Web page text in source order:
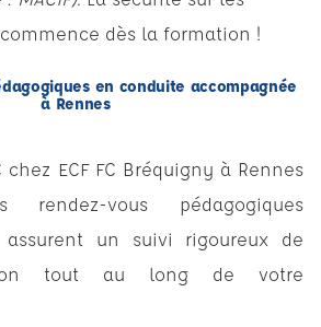
dès la formation !
en conduite accompagnée
à Rennes
ECF FC Bréquigny à Rennes
rendez-vous pédagogiques
assurent un suivi rigoureux de
tout au long de votre